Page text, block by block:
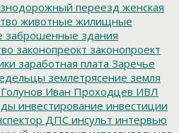
переезд женская
животные жилищные
заброшенные здания
законопреокт законопроект
заработная плата Заречье
землетрясение земля
Иван Проходцев ИВЛ
инвестирование инвестиции
ДПС инсульт интервью